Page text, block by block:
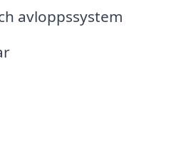
avloppssystem